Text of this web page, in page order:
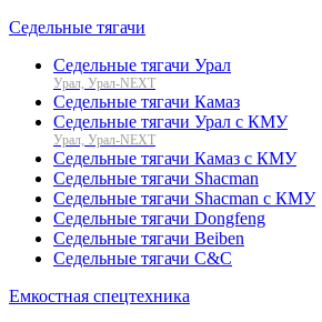
Седельные тягачи
Седельные тягачи Урал
Урал, Урал-NEXT
Седельные тягачи Камаз
Седельные тягачи Урал с КМУ
Урал, Урал-NEXT
Седельные тягачи Камаз с КМУ
Седельные тягачи Shacman
Седельные тягачи Shacman с КМУ
Седельные тягачи Dongfeng
Седельные тягачи Beiben
Седельные тягачи C&C
Емкостная спецтехника